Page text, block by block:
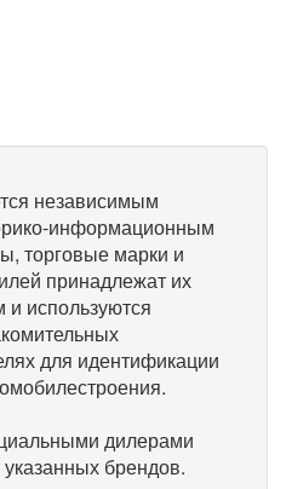
независимым
информационным
торговые марки и
принадлежат их
используются
для идентификации
дилерами
брендов.